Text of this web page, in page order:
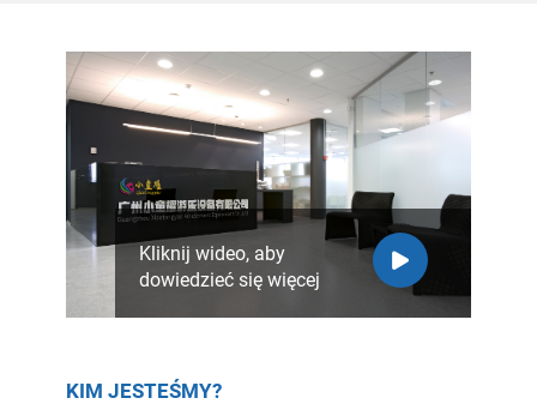
Kliknij wideo, aby
dowiedzieć się więcej
KIM JESTEŚMY?